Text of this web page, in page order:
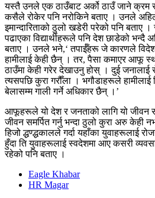
यस्तै उनले एक ठाउँबाट अर्को ठाउँ जाने क्रम
कसैले रोकेर पनि नरोकिने बताए । उनले
इमान्दारिताको ठुलो खडेरी परेको पनि बताए
पढाएका विद्यार्थीहरूले पनि देश छाडेको भन्दै
बताए । उनले भने,‘ तपाईँहरू जे कारणले
हामीलाई केही छैन् । तर, पैसा कमाएर आफू
ठाउँमा केही गरेर देखाउनु होस् । दुई जनालाई
त्यसपछि कुरा गरौँला । भगौडाहरूले हामीलाई
बेलासम्म गाली गर्ने अधिकार छैन् ।’
आफूहरूले यो देश र जनताको लागि यो जीवन
जीवन समर्पित गर्नु भन्दा ठुलो कुरा अरु केही
हिजो द्धण्द्धकालले गर्दा यहाँका युवाहरूलाई
हुँदा ति युवाहरूलाई स्वदेशमा आए कसरी
रहेको पनि बताए ।
Eagle Khabar
HR Magar